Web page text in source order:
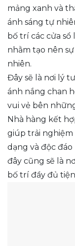
mảng xanh và
ánh sáng tự
bố trí các cửa
nhằm tạo nên
nhiên.
Đây sẽ là nơi lý
ánh nắng chan
vui vẻ bên
Nhà hàng kết
giúp trải
dạng và độc
đây cũng sẽ là
bố trí đầy đủ